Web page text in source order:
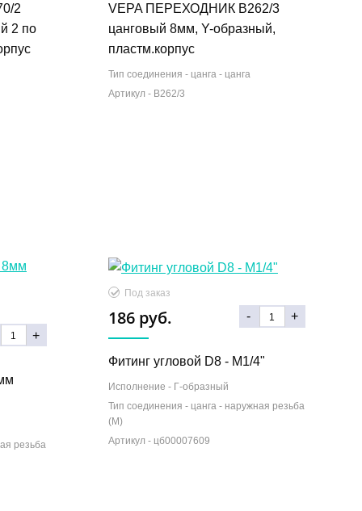
2
2 по
VEPA ПЕРЕХОДНИК B262/3
цанговый 8мм, Y-образный,
пластм.корпус
Тип соединения - цанга - цанга
Артикул - B262/3
+
резьба
Под заказ
186 руб. - +
Фитинг угловой D8 - M1/4"
Исполнение - Г-образный
Тип соединения - цанга - наружная резьба
(М)
Артикул - цб00007609